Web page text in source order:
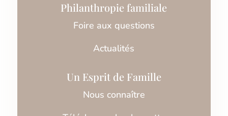
Philanthropie familiale
Foire aux questions
Actualités
Un Esprit de Famille
Nous connaître